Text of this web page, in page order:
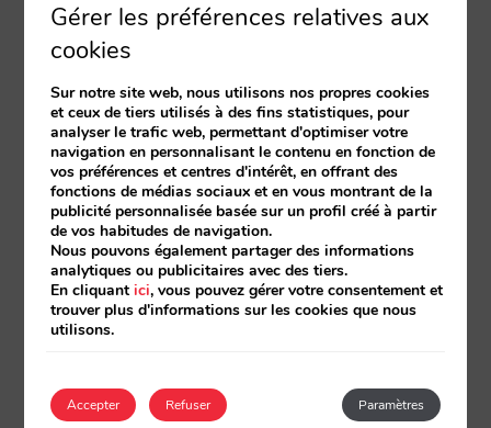
Gérer les préférences relatives aux
cookies
Sur notre site web, nous utilisons nos propres cookies
et ceux de tiers utilisés à des fins statistiques, pour
analyser le trafic web, permettant d'optimiser votre
navigation en personnalisant le contenu en fonction de
vos préférences et centres d'intérêt, en offrant des
fonctions de médias sociaux et en vous montrant de la
publicité personnalisée basée sur un profil créé à partir
de vos habitudes de navigation.
Nous pouvons également partager des informations
analytiques ou publicitaires avec des tiers.
En cliquantici, vous pouvez gérer votre consentement et
trouver plus d'informations sur les cookies que nous
utilisons.
Accepter Paramètres
Refuser